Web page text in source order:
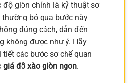
giòn chính là kỹ thuật sơ
thường bỏ qua bước này
đúng cách, dẫn đến
không được như ý. Hãy
tiết các bước sơ chế quan
giá đỗ xào giòn ngon.